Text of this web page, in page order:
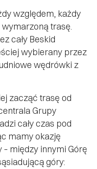
względem, każdy
trasę.
cały Beskid
wybierany przez
wędrówki z
zacząć trasę od
Grupy
cały czas pod
mamy okazję
między innymi Górę
góry: